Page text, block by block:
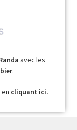
avec les
.
cliquant ici.